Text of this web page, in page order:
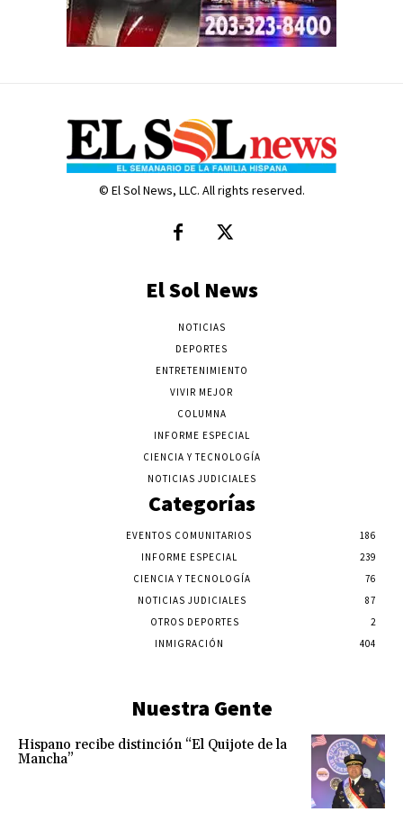
© El Sol News, LLC. All rights reserved.
El Sol News
NOTICIAS
DEPORTES
ENTRETENIMIENTO
VIVIR MEJOR
COLUMNA
INFORME ESPECIAL
CIENCIA Y TECNOLOGÍA
NOTICIAS JUDICIALES
Categorías
EVENTOS COMUNITARIOS
186
INFORME ESPECIAL
239
CIENCIA Y TECNOLOGÍA
76
NOTICIAS JUDICIALES
87
OTROS DEPORTES
2
INMIGRACIÓN
404
Nuestra Gente
Hispano recibe distinción “El Quijote de la
Mancha”